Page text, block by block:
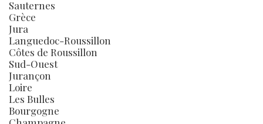
Sauternes
Grèce
Jura
Languedoc-Roussillon
Côtes de Roussillon
Sud-Ouest
Jurançon
Loire
Les Bulles
Bourgogne